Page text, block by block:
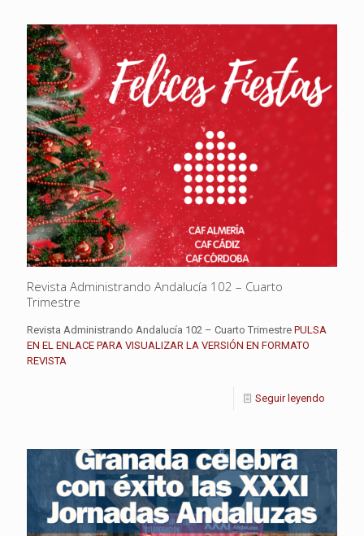
Revista Administrando Andalucía 102 – Cuarto
Trimestre
Revista Administrando Andalucía 102 – Cuarto Trimestre PULSA
EN EL ENLACE PARA VISUALIZAR LA VERSIÓN EN FORMATO
REVISTA
Seguir leyendo